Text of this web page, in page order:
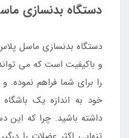
دستگاه بدنسازی
دستگاه بدنسازی ماسل
و باکیفیت است که می
را برای شما فراهم نموده.
خود به اندازه یک
داشته باشید. چرا که این